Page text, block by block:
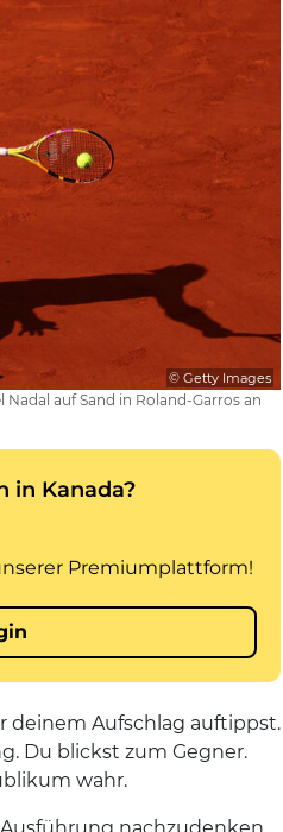
© Getty Images
auf Sand in Roland-Garros an
deinem Aufschlag auftippst.
Du blickst zum Gegner.
wahr.